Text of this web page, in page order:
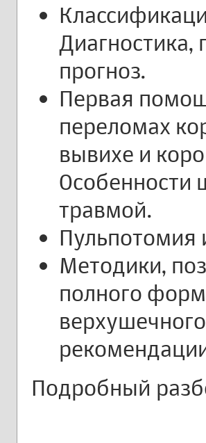
Диагностика,
прогноз.
Первая
переломах
вывихе и
Особенности
травмой.
Пульпотомия
Методики,
полного
Подробный